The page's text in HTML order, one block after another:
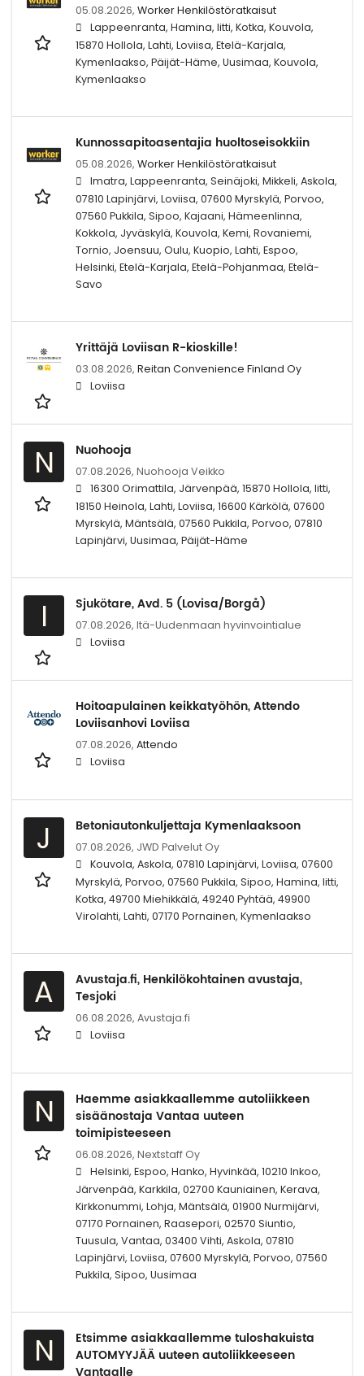
05.08.2026, Worker Henkilöstöratkaisut
Lappeenranta, Hamina, Iitti, Kotka, Kouvola,
15870 Hollola, Lahti, Loviisa, Etelä-Karjala,
Kymenlaakso, Päijät-Häme, Uusimaa, Kouvola,
Kymenlaakso
Kunnossapitoasentajia huoltoseisokkiin
05.08.2026, Worker Henkilöstöratkaisut
Imatra, Lappeenranta, Seinäjoki, Mikkeli, Askola,
07810 Lapinjärvi, Loviisa, 07600 Myrskylä, Porvoo,
07560 Pukkila, Sipoo, Kajaani, Hämeenlinna,
Kokkola, Jyväskylä, Kouvola, Kemi, Rovaniemi,
Tornio, Joensuu, Oulu, Kuopio, Lahti, Espoo,
Helsinki, Etelä-Karjala, Etelä-Pohjanmaa, Etelä-
Savo
Yrittäjä Loviisan R-kioskille!
03.08.2026, Reitan Convenience Finland Oy
Loviisa
N Nuohooja
07.08.2026, Nuohooja Veikko
16300 Orimattila, Järvenpää, 15870 Hollola, Iitti,
18150 Heinola, Lahti, Loviisa, 16600 Kärkölä, 07600
Myrskylä, Mäntsälä, 07560 Pukkila, Porvoo, 07810
Lapinjärvi, Uusimaa, Päijät-Häme
I Sjukötare, Avd. 5 (Lovisa/Borgå)
07.08.2026, Itä-Uudenmaan hyvinvointialue
Loviisa
Hoitoapulainen keikkatyöhön, Attendo
Loviisanhovi Loviisa
07.08.2026, Attendo
Loviisa
J Betoniautonkuljettaja Kymenlaaksoon
07.08.2026, JWD Palvelut Oy
Kouvola, Askola, 07810 Lapinjärvi, Loviisa, 07600
Myrskylä, Porvoo, 07560 Pukkila, Sipoo, Hamina, Iitti,
Kotka, 49700 Miehikkälä, 49240 Pyhtää, 49900
Virolahti, Lahti, 07170 Pornainen, Kymenlaakso
A
Avustaja.fi, Henkilökohtainen avustaja,
Tesjoki
06.08.2026, Avustaja.fi
Loviisa
N
Haemme asiakkaallemme autoliikkeen
sisäänostaja Vantaa uuteen
toimipisteeseen
06.08.2026, Nextstaff Oy
Helsinki, Espoo, Hanko, Hyvinkää, 10210 Inkoo,
Järvenpää, Karkkila, 02700 Kauniainen, Kerava,
Kirkkonummi, Lohja, Mäntsälä, 01900 Nurmijärvi,
07170 Pornainen, Raasepori, 02570 Siuntio,
Tuusula, Vantaa, 03400 Vihti, Askola, 07810
Lapinjärvi, Loviisa, 07600 Myrskylä, Porvoo, 07560
Pukkila, Sipoo, Uusimaa
N
Etsimme asiakkaallemme tuloshakuista
AUTOMYYJÄÄ uuteen autoliikkeeseen